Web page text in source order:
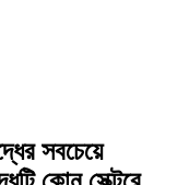
সবচেয়ে